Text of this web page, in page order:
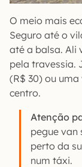
O meio mais
Seguro até o
até a balsa. Ali
pela travessia.
(R$ 30) ou
centro.
Atenção
pegue van
perto da
num táxi.